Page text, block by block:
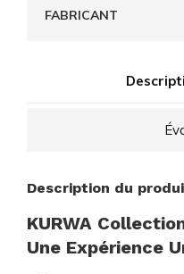
Description du
KURWA
Une Expérience
FABRICANT